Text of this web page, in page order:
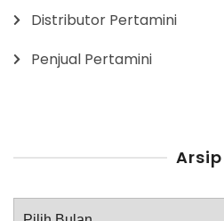
Distributor Pertamini
Penjual Pertamini
Arsip
Arsip